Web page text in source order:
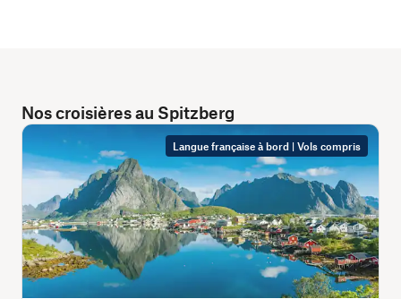
Nos croisières au Spitzberg
Langue française à bord | Vols compris